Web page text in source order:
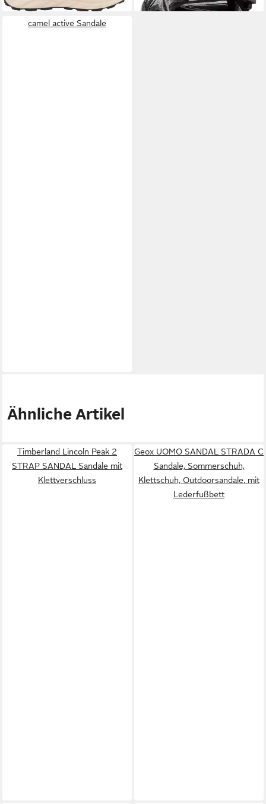
camel active Sandale
Ähnliche Artikel
Timberland Lincoln Peak 2
STRAP SANDAL Sandale mit
Klettverschluss
Geox UOMO SANDAL STRADA C
Sandale, Sommerschuh,
Klettschuh, Outdoorsandale, mit
Lederfußbett